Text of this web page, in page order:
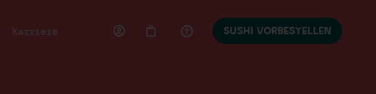
Karriere SUSHI VORBESTELLEN